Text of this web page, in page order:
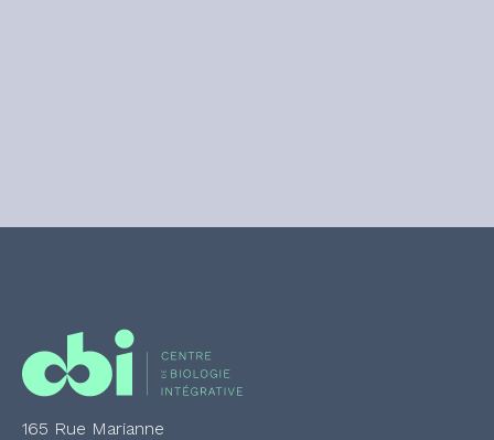
165 Rue Marianne